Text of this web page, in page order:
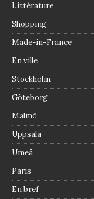
Littérature
Shopping
Made-in-France
En ville
Stockholm
Göteborg
Malmö
Uppsala
Umeå
Paris
En bref